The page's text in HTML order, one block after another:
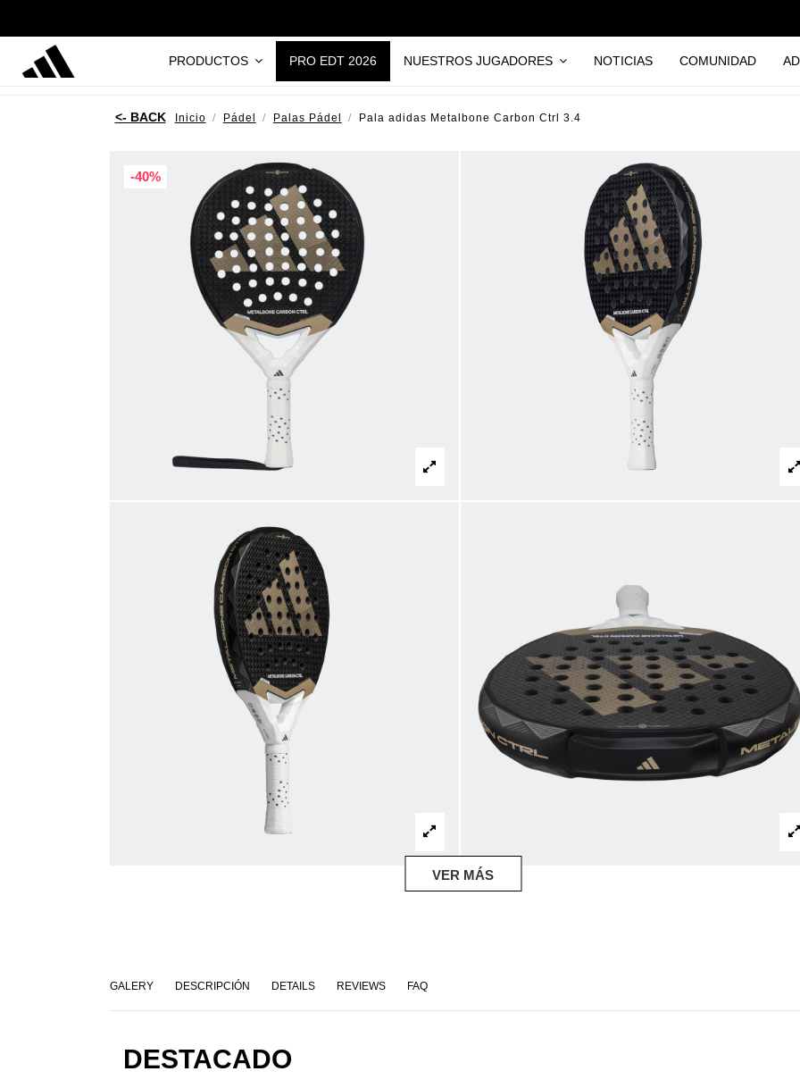
PRODUCTOS PRO EDT 2026 NUESTROS JUGADORES NOTICIAS COMUNIDAD
Inicio Pádel Palas Pádel Pala adidas Metalbone Carbon Ctrl 3.4
-40%
VER MÁS
GALERY DESCRIPCIÓN DETAILS REVIEWS FAQ
DESTACADO